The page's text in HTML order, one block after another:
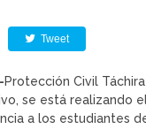
Tweet
Protección Civil
se está realizando
a los estudiantes